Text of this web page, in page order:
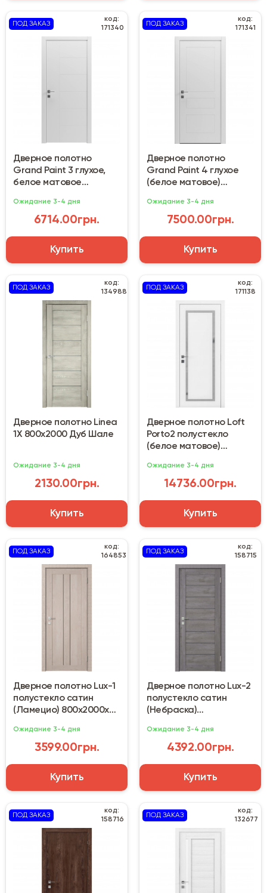
ПОД ЗАКАЗ
код:
171340
Дверное полотно
Grand Paint 3 глухое,
белое матовое
Ожидание 3-4 дня
6714.00грн.
Купить
ПОД ЗАКАЗ
код:
171341
Дверное полотно
Grand Paint 4 глухое
(белое матовое)
Ожидание 3-4 дня
7500.00грн.
Купить
ПОД ЗАКАЗ
код:
134988
Дверное полотно Linea
1X 800х2000 Дуб Шале
Ожидание 3-4 дня
2130.00грн.
Купить
ПОД ЗАКАЗ
код:
171138
Дверное полотно Loft
Porto2 полустекло
(белое матовое)
Ожидание 3-4 дня
14736.00грн.
Купить
ПОД ЗАКАЗ
код:
164853
Дверное полотно Lux-1
полустекло сатин
(Ламецио) 800х2000х38
Ожидание 3-4 дня
3599.00грн.
Купить
ПОД ЗАКАЗ
код:
158715
Дверное полотно Lux-2
полустекло сатин
(Небраска)
Ожидание 3-4 дня
4392.00грн.
Купить
ПОД ЗАКАЗ
код:
158716
ПОД ЗАКАЗ
код:
132677